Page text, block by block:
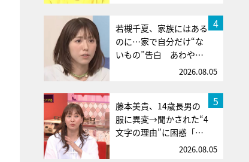
4
若槻千夏、家族にはある
のに…家で自分だけ“な
いもの”告白 あわや…
2026.08.05
5
藤本美貴、14歳長男の
服に異変→聞かされた“4
文字の理由”に困惑「…
2026.08.05